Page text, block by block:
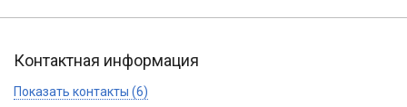
Контактная информация
Показать контакты (6)